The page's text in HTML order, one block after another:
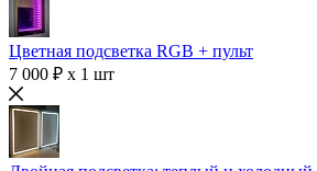
Цветная подсветка RGB + пульт
7 000 ₽ x 1 шт